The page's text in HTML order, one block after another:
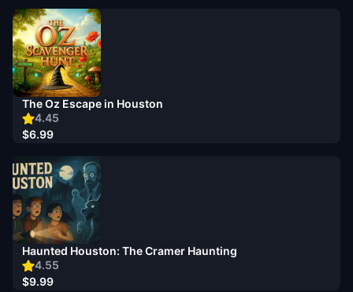
4.45
The Oz Escape in Houston
$6.99
4.55
Haunted Houston: The Cramer Haunting
$9.99